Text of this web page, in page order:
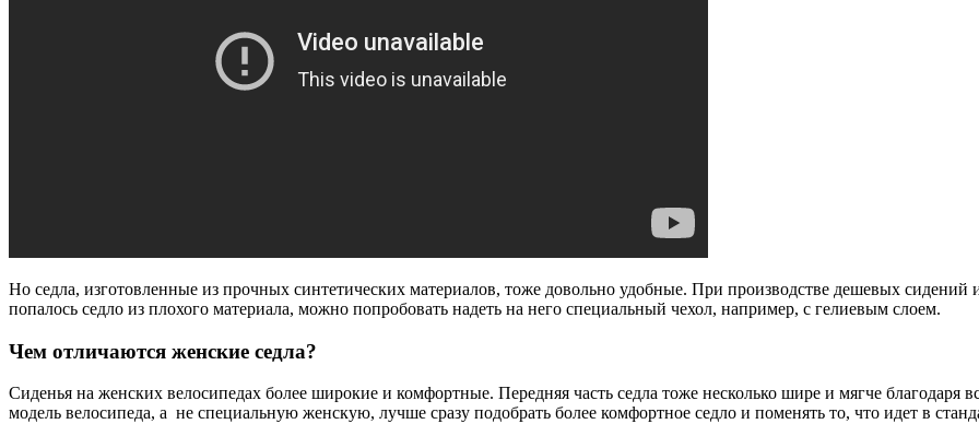
Но седла, изготовленные из прочных синтетических материалов, тоже довольно удобные. При производстве дешевых
попалось седло из плохого материала, можно попробовать надеть на него специальный чехол, например, с гелиевым слоем.
Чем отличаются женские седла?
Сиденья на женских велосипедах более широкие и комфортные. Передняя часть седла тоже несколько шире и мягче
модель велосипеда, а не специальную женскую, лучше сразу подобрать более комфортное седло и поменять то, что идет в